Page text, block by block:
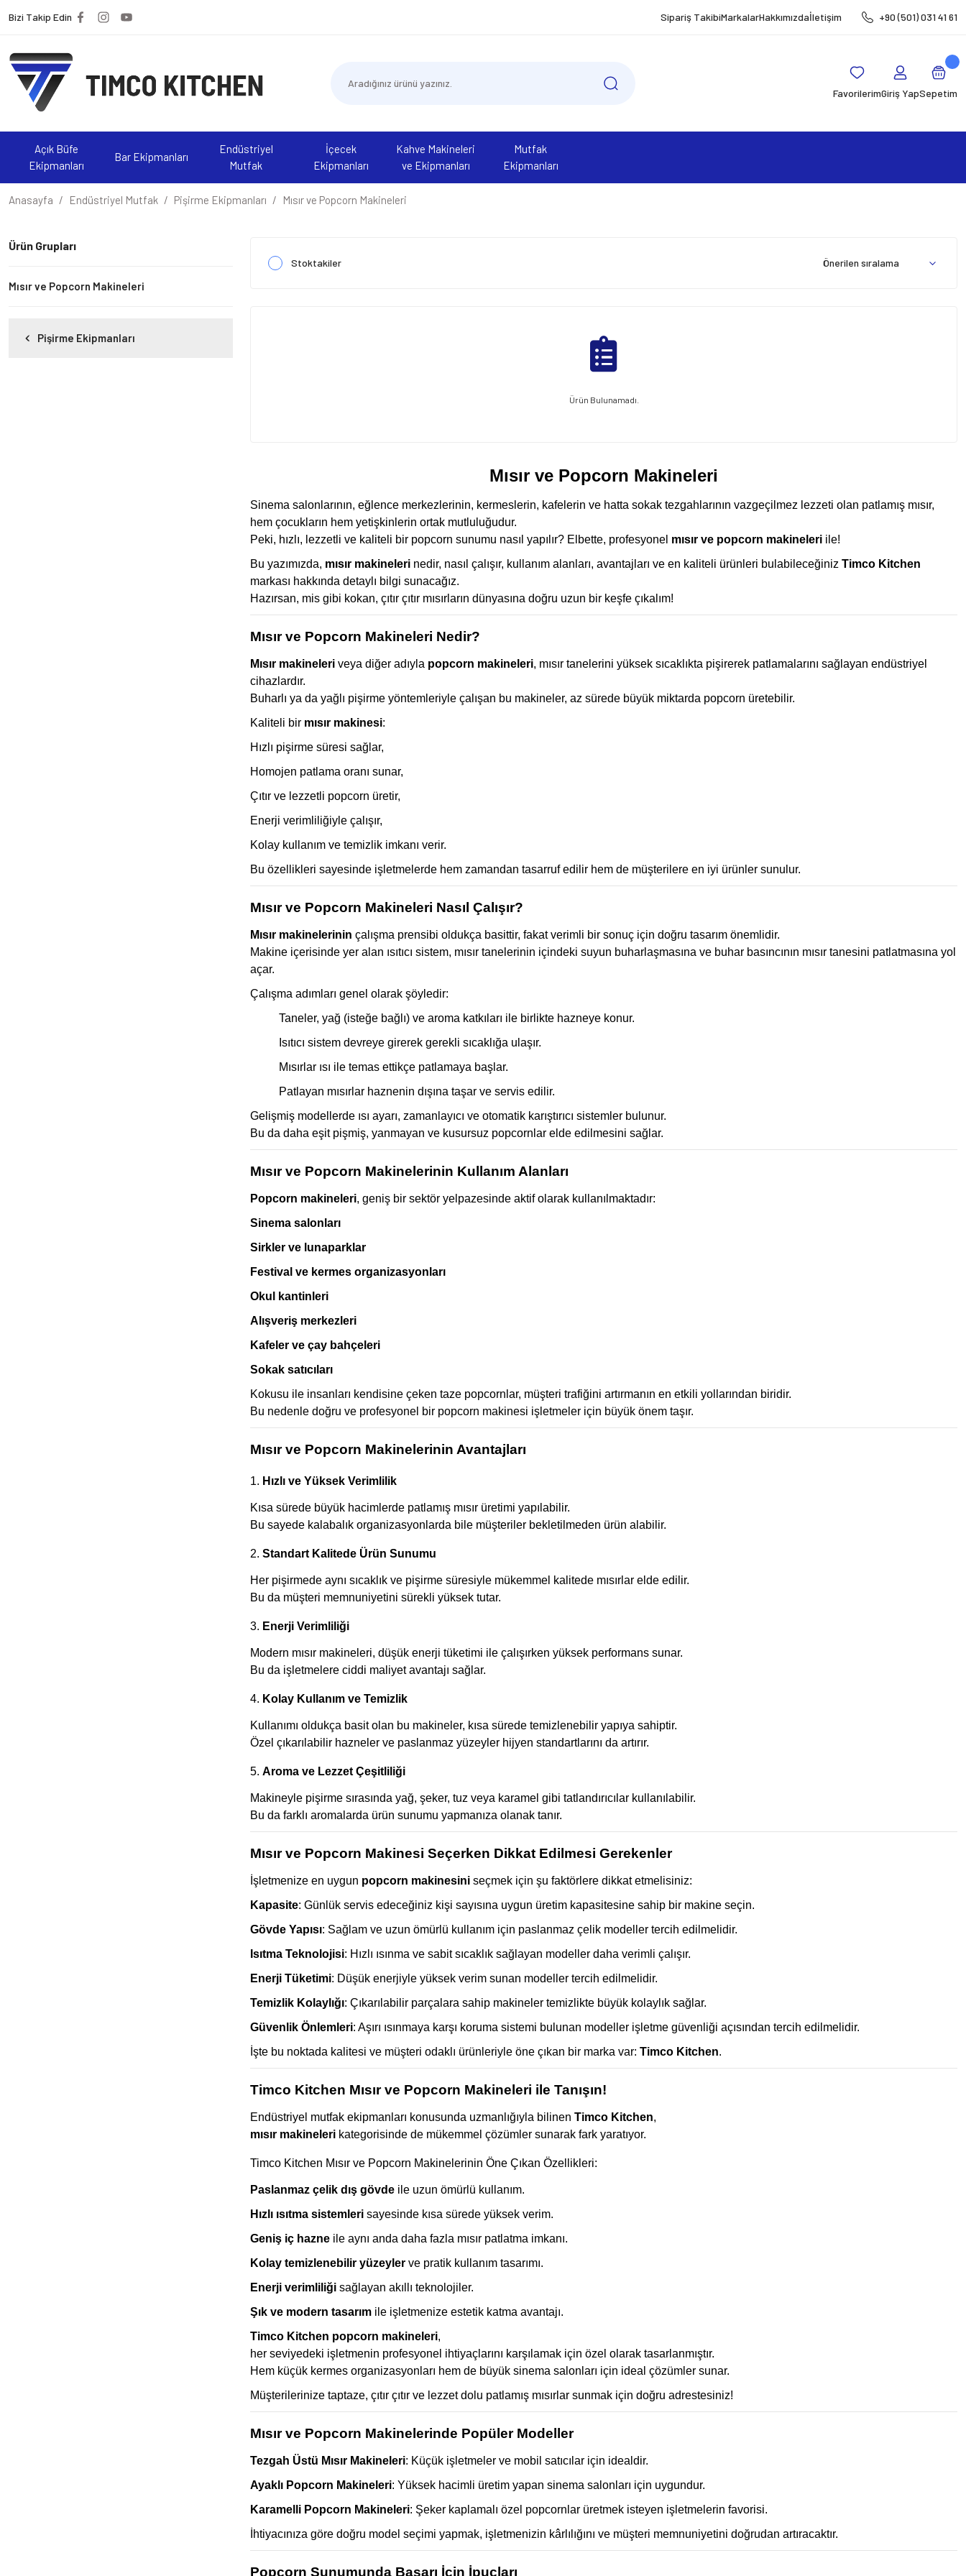
Bizi Takip Edin Sipariş TakibiMarkalarHakkımızdaİletişim +90 (501) 031 41 61
FavorilerimGiriş YapSepetim
Açık Büfe
Ekipmanları
Bar Ekipmanları
Endüstriyel
Mutfak
İçecek
Ekipmanları
Kahve Makineleri
ve Ekipmanları
Mutfak
Ekipmanları
Anasayfa Endüstriyel Mutfak Pişirme Ekipmanları Mısır ve Popcorn Makineleri
Ürün Grupları
Mısır ve Popcorn Makineleri
Pişirme Ekipmanları
Stoktakiler
Ürün Bulunamadı.
Mısır ve Popcorn Makineleri
Sinema salonlarının, eğlence merkezlerinin, kermeslerin, kafelerin ve hatta sokak tezgahlarının vazgeçilmez lezzeti olan patlamış mısır,
hem çocukların hem yetişkinlerin ortak mutluluğudur.
Peki, hızlı, lezzetli ve kaliteli bir popcorn sunumu nasıl yapılır? Elbette, profesyonel mısır ve popcorn makineleri ile!
Bu yazımızda, mısır makineleri nedir, nasıl çalışır, kullanım alanları, avantajları ve en kaliteli ürünleri bulabileceğiniz Timco Kitchen
markası hakkında detaylı bilgi sunacağız.
Hazırsan, mis gibi kokan, çıtır çıtır mısırların dünyasına doğru uzun bir keşfe çıkalım!
Mısır ve Popcorn Makineleri Nedir?
Mısır makineleri veya diğer adıyla popcorn makineleri, mısır tanelerini yüksek sıcaklıkta pişirerek patlamalarını sağlayan endüstriyel
cihazlardır.
Buharlı ya da yağlı pişirme yöntemleriyle çalışan bu makineler, az sürede büyük miktarda popcorn üretebilir.
Kaliteli bir mısır makinesi:
Hızlı pişirme süresi sağlar,
Homojen patlama oranı sunar,
Çıtır ve lezzetli popcorn üretir,
Enerji verimliliğiyle çalışır,
Kolay kullanım ve temizlik imkanı verir.
Bu özellikleri sayesinde işletmelerde hem zamandan tasarruf edilir hem de müşterilere en iyi ürünler sunulur.
Mısır ve Popcorn Makineleri Nasıl Çalışır?
Mısır makinelerinin çalışma prensibi oldukça basittir, fakat verimli bir sonuç için doğru tasarım önemlidir.
Makine içerisinde yer alan ısıtıcı sistem, mısır tanelerinin içindeki suyun buharlaşmasına ve buhar basıncının mısır tanesini patlatmasına yol
açar.
Çalışma adımları genel olarak şöyledir:
Taneler, yağ (isteğe bağlı) ve aroma katkıları ile birlikte hazneye konur.
Isıtıcı sistem devreye girerek gerekli sıcaklığa ulaşır.
Mısırlar ısı ile temas ettikçe patlamaya başlar.
Patlayan mısırlar haznenin dışına taşar ve servis edilir.
Gelişmiş modellerde ısı ayarı, zamanlayıcı ve otomatik karıştırıcı sistemler bulunur.
Bu da daha eşit pişmiş, yanmayan ve kusursuz popcornlar elde edilmesini sağlar.
Mısır ve Popcorn Makinelerinin Kullanım Alanları
Popcorn makineleri, geniş bir sektör yelpazesinde aktif olarak kullanılmaktadır:
Sinema salonları
Sirkler ve lunaparklar
Festival ve kermes organizasyonları
Okul kantinleri
Alışveriş merkezleri
Kafeler ve çay bahçeleri
Sokak satıcıları
Kokusu ile insanları kendisine çeken taze popcornlar, müşteri trafiğini artırmanın en etkili yollarından biridir.
Bu nedenle doğru ve profesyonel bir popcorn makinesi işletmeler için büyük önem taşır.
Mısır ve Popcorn Makinelerinin Avantajları
1. Hızlı ve Yüksek Verimlilik
Kısa sürede büyük hacimlerde patlamış mısır üretimi yapılabilir.
Bu sayede kalabalık organizasyonlarda bile müşteriler bekletilmeden ürün alabilir.
2. Standart Kalitede Ürün Sunumu
Her pişirmede aynı sıcaklık ve pişirme süresiyle mükemmel kalitede mısırlar elde edilir.
Bu da müşteri memnuniyetini sürekli yüksek tutar.
3. Enerji Verimliliği
Modern mısır makineleri, düşük enerji tüketimi ile çalışırken yüksek performans sunar.
Bu da işletmelere ciddi maliyet avantajı sağlar.
4. Kolay Kullanım ve Temizlik
Kullanımı oldukça basit olan bu makineler, kısa sürede temizlenebilir yapıya sahiptir.
Özel çıkarılabilir hazneler ve paslanmaz yüzeyler hijyen standartlarını da artırır.
5. Aroma ve Lezzet Çeşitliliği
Makineyle pişirme sırasında yağ, şeker, tuz veya karamel gibi tatlandırıcılar kullanılabilir.
Bu da farklı aromalarda ürün sunumu yapmanıza olanak tanır.
Mısır ve Popcorn Makinesi Seçerken Dikkat Edilmesi Gerekenler
İşletmenize en uygun popcorn makinesini seçmek için şu faktörlere dikkat etmelisiniz:
Kapasite: Günlük servis edeceğiniz kişi sayısına uygun üretim kapasitesine sahip bir makine seçin.
Gövde Yapısı: Sağlam ve uzun ömürlü kullanım için paslanmaz çelik modeller tercih edilmelidir.
Isıtma Teknolojisi: Hızlı ısınma ve sabit sıcaklık sağlayan modeller daha verimli çalışır.
Enerji Tüketimi: Düşük enerjiyle yüksek verim sunan modeller tercih edilmelidir.
Temizlik Kolaylığı: Çıkarılabilir parçalara sahip makineler temizlikte büyük kolaylık sağlar.
Güvenlik Önlemleri: Aşırı ısınmaya karşı koruma sistemi bulunan modeller işletme güvenliği açısından tercih edilmelidir.
İşte bu noktada kalitesi ve müşteri odaklı ürünleriyle öne çıkan bir marka var: Timco Kitchen.
Timco Kitchen Mısır ve Popcorn Makineleri ile Tanışın!
Endüstriyel mutfak ekipmanları konusunda uzmanlığıyla bilinen Timco Kitchen,
mısır makineleri kategorisinde de mükemmel çözümler sunarak fark yaratıyor.
Timco Kitchen Mısır ve Popcorn Makinelerinin Öne Çıkan Özellikleri:
Paslanmaz çelik dış gövde ile uzun ömürlü kullanım.
Hızlı ısıtma sistemleri sayesinde kısa sürede yüksek verim.
Geniş iç hazne ile aynı anda daha fazla mısır patlatma imkanı.
Kolay temizlenebilir yüzeyler ve pratik kullanım tasarımı.
Enerji verimliliği sağlayan akıllı teknolojiler.
Şık ve modern tasarım ile işletmenize estetik katma avantajı.
Timco Kitchen popcorn makineleri,
her seviyedeki işletmenin profesyonel ihtiyaçlarını karşılamak için özel olarak tasarlanmıştır.
Hem küçük kermes organizasyonları hem de büyük sinema salonları için ideal çözümler sunar.
Müşterilerinize taptaze, çıtır çıtır ve lezzet dolu patlamış mısırlar sunmak için doğru adrestesiniz!
Mısır ve Popcorn Makinelerinde Popüler Modeller
Tezgah Üstü Mısır Makineleri: Küçük işletmeler ve mobil satıcılar için idealdir.
Ayaklı Popcorn Makineleri: Yüksek hacimli üretim yapan sinema salonları için uygundur.
Karamelli Popcorn Makineleri: Şeker kaplamalı özel popcornlar üretmek isteyen işletmelerin favorisi.
İhtiyacınıza göre doğru model seçimi yapmak, işletmenizin kârlılığını ve müşteri memnuniyetini doğrudan artıracaktır.
Popcorn Sunumunda Başarı İçin İpuçları